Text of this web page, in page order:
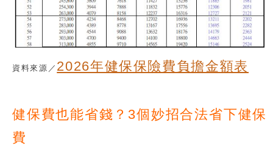
資料來源／ 2026年健保保險費負擔金額表
健保費也能省錢？3個妙招合法省下健保
費